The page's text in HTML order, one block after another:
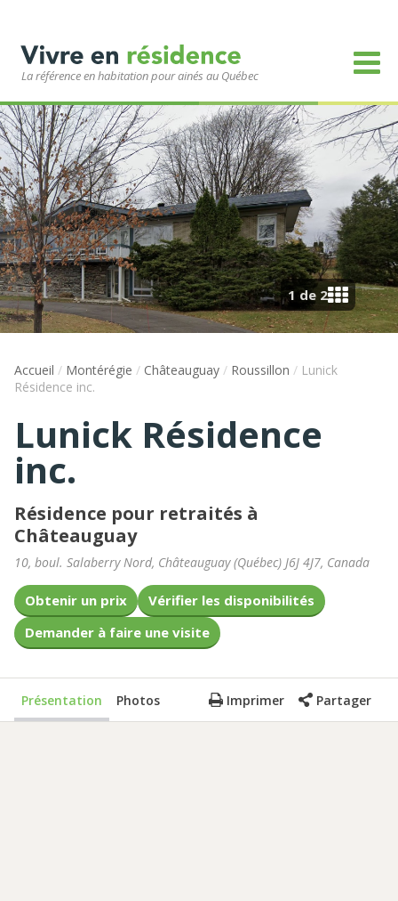
La référence en habitation pour ainés au Québec
1 de 2
Accueil / Montérégie / Châteauguay / Roussillon / Lunick
Résidence inc.
Lunick Résidence
inc.
Résidence pour retraités à
Châteauguay
10, boul. Salaberry Nord, Châteauguay(Québec) J6J 4J7, Canada
Obtenir un prix
Vérifier les disponibilités
Demander à faire une visite
Présentation Photos Imprimer Partager